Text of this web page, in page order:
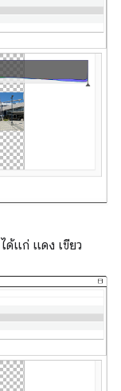
ด้แก่ แดง เขียว